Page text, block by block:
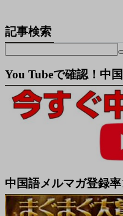
記事検索
You Tubeで確認！中
中国語メルマガ登録率